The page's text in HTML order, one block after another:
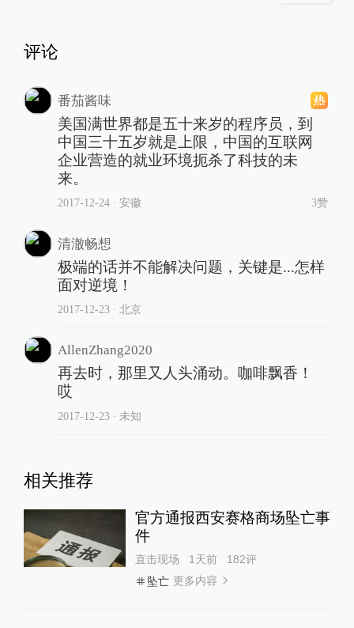
评论
番茄酱味
美国满世界都是五十来岁的程序员，到
中国三十五岁就是上限，中国的互联网
企业营造的就业环境扼杀了科技的未
来。
2017-12-24∙ 安徽 3赞
清澈畅想
极端的话并不能解决问题，关键是...怎样
面对逆境！
2017-12-23∙ 北京
AllenZhang2020
再去时，那里又人头涌动。咖啡飘香！
哎
2017-12-23∙ 未知
相关推荐
官方通报西安赛格商场坠亡事
件
直击现场 1天前 182评
坠亡 更多内容